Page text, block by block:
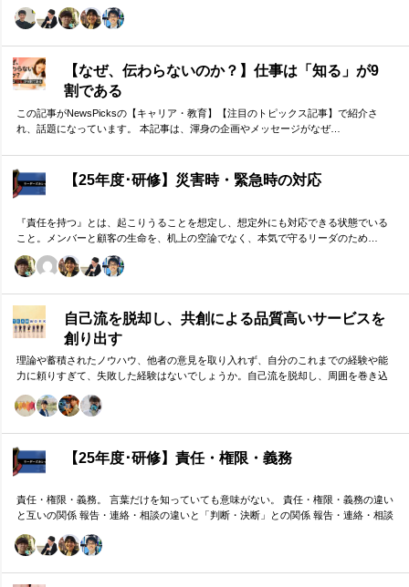
【なぜ、伝わらないのか？】仕事は「知る」が9
割である
この記事がNewsPicksの【キャリア・教育】【注目のトピックス記事】で紹介さ
れ、話題になっています。 本記事は、渾身の企画やメッセージがなぜ…
【25年度･研修】災害時・緊急時の対応
『責任を持つ』とは、起こりうることを想定し、想定外にも対応できる状態でいる
こと。メンバーと顧客の生命を、机上の空論でなく、本気で守るリーダのため…
自己流を脱却し、共創による品質高いサービスを
創り出す
理論や蓄積されたノウハウ、他者の意見を取り入れず、自分のこれまでの経験や能
力に頼りすぎて、失敗した経験はないでしょうか。自己流を脱却し、周囲を巻き込
【25年度･研修】責任・権限・義務
責任・権限・義務。 言葉だけを知っていても意味がない。 責任・権限・義務の違い
と互いの関係 報告・連絡・相談の違いと「判断・決断」との関係 報告・連絡・相談
分けることが重要。 理屈と機能を理解し、チームワークを大きく向上したいリーダ